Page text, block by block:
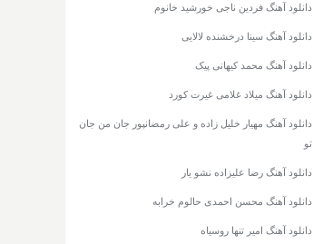
دانلود آهنگ فردین ناجی خورشید خانوم
دانلود آهنگ سینا درخشنده لالایی
دانلود آهنگ محمد کیهانی پیک
دانلود آهنگ میلاد غلامی غیرت کورد
دانلود آهنگ مهیار خلیل زاده و علی رمضانپور جان من جان
تو
دانلود آهنگ رضا علیزاده نشو یار
دانلود آهنگ محسن احمدی حالوم خرابه
دانلود آهنگ امیر تنها روسیاه